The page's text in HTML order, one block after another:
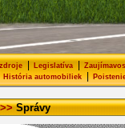
Legislatíva
História automobiliek|
Správy